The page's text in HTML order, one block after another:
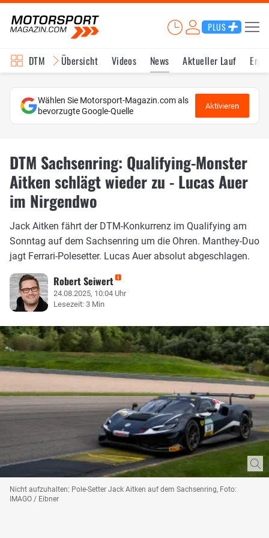
PLUS
DTM Übersicht Videos News Aktueller Lauf
Wählen Sie Motorsport-Magazin.com als
bevorzugte Google-Quelle
Aktivieren
DTM Sachsenring: Qualifying-Monster
Aitken schlägt wieder zu - Lucas Auer
im Nirgendwo
Jack Aitken fährt der DTM-Konkurrenz im Qualifying am
Sonntag auf dem Sachsenring um die Ohren. Manthey-Duo
jagt Ferrari-Polesetter. Lucas Auer absolut abgeschlagen.
Robert Seiwert
24.08.2025, 10:04 Uhr
Lesezeit: 3 Min
Nicht aufzuhalten: Pole-Setter Jack Aitken auf dem Sachsenring, Foto:
IMAGO / Eibner